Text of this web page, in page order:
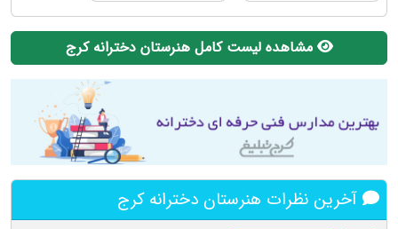
مشاهده لیست کامل هنرستان دخترانه کرج
آخرین نظرات هنرستان دخترانه کرج